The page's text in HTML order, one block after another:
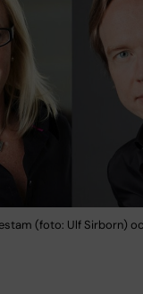
(foto: Ulf Sirborn)